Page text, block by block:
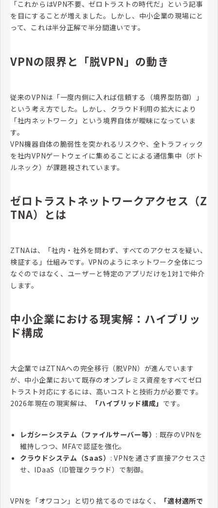
「これからはVPN不要、ゼロトラストの時代だ」という記事
を目にすることが増えました。しかし、中小企業の現場にと
って、これは半分正解で半分間違いです。
VPNの限界と「脱VPN」の動き
従来のVPNは「一度内側に入れば信頼する（境界型防御）」
という考え方でした。しかし、クラウド利用の拡大により
「社内ネットワーク」という境界自体が曖昧になっていま
す。
VPN機器自体の脆弱性を突かれるリスクや、全トラフィック
を社内VPNゲートウェイに集めることによる通信集中（ボト
ルネック）が課題視されています。
ゼロトラストネットワークアクセス（Z
TNA）とは
ZTNAは、「社内・社外を問わず、すべてのアクセスを疑い、
検証する」仕組みです。VPNのようにネットワーク全体につ
なぐのではなく、ユーザーと特定のアプリだけを1対1で仲介
します。
中小企業における現実解：ハイブリッ
ド構成
大企業ではZTNAへの完全移行（脱VPN）が進んでいます
が、中小企業において既存のオンプレミス資産をすべてゼロ
トラスト対応にするには、高いコストと技術力が必要です。
2026年現在の現実解は、
「ハイブリッド構成」 です。
レガシーシステム（ファイルサーバー等） : 既存のVPNを
維持しつつ、MFAで認証を強化。
クラウドシステム（SaaS） : VPNを通さず直接アクセスさ
せ、IDaaS（ID管理クラウド）で制御。
VPNを「オワコン」と切り捨てるのではなく、
「適材適所で